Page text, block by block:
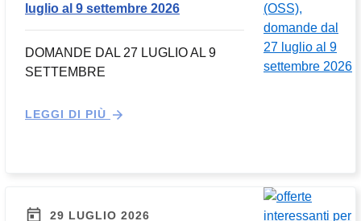
luglio al 9 settembre 2026
DOMANDE DAL 27 LUGLIO AL 9
SETTEMBRE
LEGGI DI PIÙ
29 LUGLIO 2026